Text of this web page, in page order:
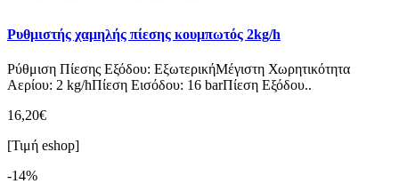
Ρυθμιστής χαμηλής πίεσης κουμπωτός 2kg/h
Ρύθμιση Πίεσης Εξόδου: ΕξωτερικήΜέγιστη Χωρητικότητα
Αερίου: 2 kg/hΠίεση Εισόδου: 16 barΠίεση Εξόδου..
16,20€
[Τιμή eshop]
-14%